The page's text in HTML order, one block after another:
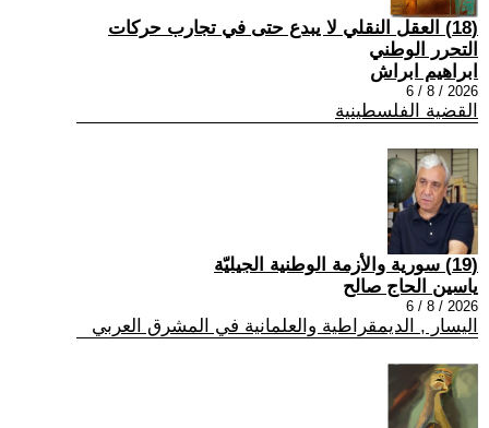
(18) العقل النقلي لا يبدع حتى في تجارب حركات
التحرر الوطني
ابراهيم ابراش
2026 / 8 / 6
القضية الفلسطينية
(19) سورية والأزمة الوطنية الجيليّة
ياسين الحاج صالح
2026 / 8 / 6
اليسار , الديمقراطية والعلمانية في المشرق العربي